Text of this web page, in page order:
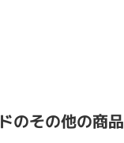
のその他の商品